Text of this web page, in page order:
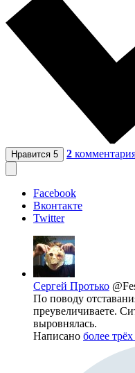
Нравится 5 2
Facebook
Вконтакте
Twitter
Сергей Протько
По поводу
преувеличиваете.
выровнялась.
Написано более